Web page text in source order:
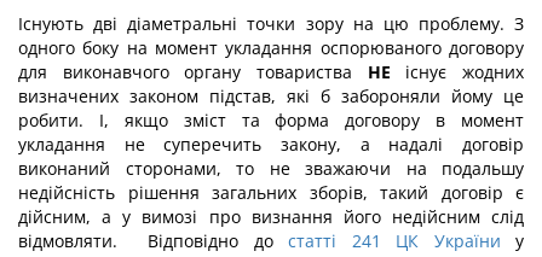
Існують дві діаметральні точки зору на цю проблему. З
одного боку на момент укладання оспорюваного договору
для виконавчого органу товариства НЕ існує жодних
визначених законом підстав, які б забороняли йому це
робити. І, якщо зміст та форма договору в момент
укладання не суперечить закону, а надалі договір
виконаний сторонами, то не зважаючи на подальшу
недійсність рішення загальних зборів, такий договір є
дійсним, а у вимозі про визнання його недійсним слід
відмовляти. Відповідно до статті 241 ЦК України у